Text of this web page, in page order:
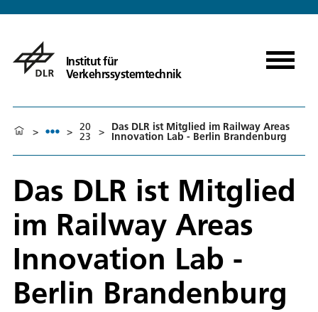
Institut für
Verkehrssystemtechnik
> > 20
23 > Das DLR ist Mitglied im Railway Areas
Innovation Lab - Berlin Brandenburg
Das DLR ist Mitglied
im Railway Areas
Innovation Lab -
Berlin Brandenburg